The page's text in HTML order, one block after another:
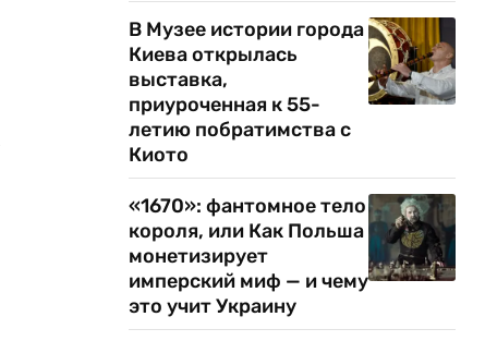
В Музее истории города
Киева открылась
выставка,
приуроченная к 55-
летию побратимства с
Киото
«1670»: фантомное тело
короля, или Как Польша
монетизирует
имперский миф — и чему
это учит Украину